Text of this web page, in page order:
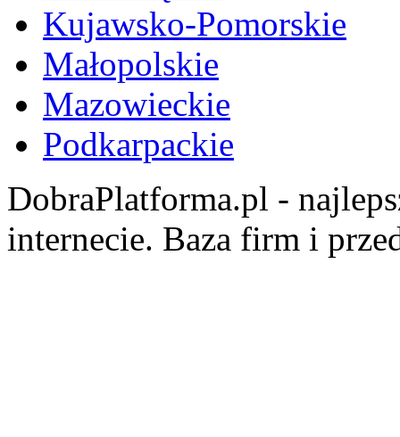
Kujawsko-Pomorskie
Małopolskie
Mazowieckie
Podkarpackie
DobraPlatforma.pl -
internecie. Baza firm i